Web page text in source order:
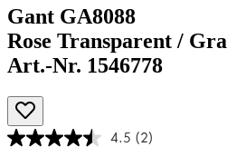
Gant GA8088
Rose Transparent /
Art.-Nr. 1546778
4.5 (2)